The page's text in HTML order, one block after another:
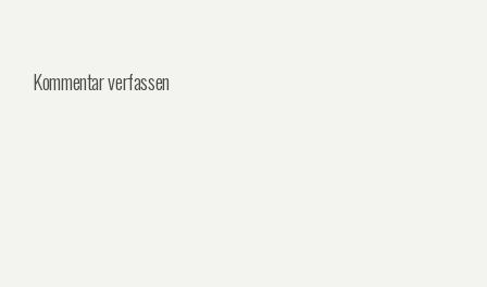
Kommentar verfassen